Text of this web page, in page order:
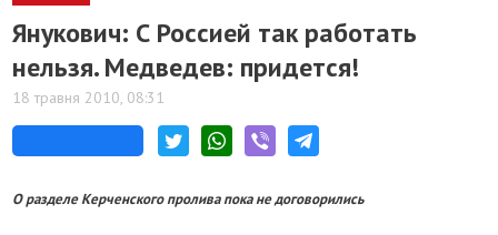
Янукович: С Россией так работать
нельзя. Медведев: придется!
18 травня 2010, 08:31
О разделе Керченского пролива пока не договорились